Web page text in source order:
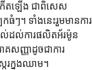
កើតឡើង ជាពិសេស
ធំៗ។ ទាំងនេះរួមមានការ
ល់ដល់ការផលិតអ័រម៉ូន
គសញ្ញាដូចជាការ
ករក្នុងឈាម។